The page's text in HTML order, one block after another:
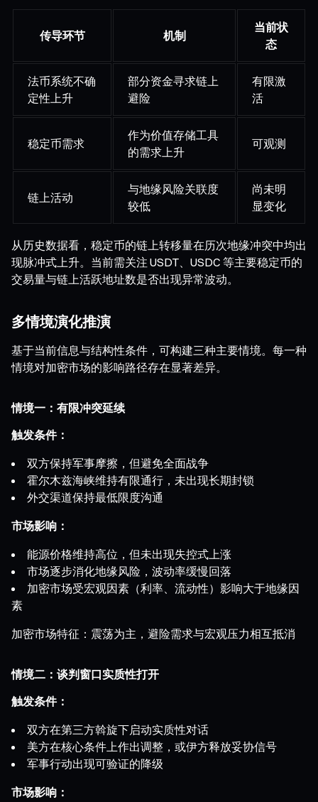
传导环节 机制
当前状
态
法币系统不确
定性上升
部分资金寻求链上
避险
有限激
活
稳定币需求
作为价值存储工具
的需求上升
可观测
链上活动
与地缘风险关联度
较低
尚未明
显变化
从历史数据看，稳定币的链上转移量在历次地缘冲突中均出
现脉冲式上升。当前需关注 USDT、USDC 等主要稳定币的
交易量与链上活跃地址数是否出现异常波动。
多情境演化推演
基于当前信息与结构性条件，可构建三种主要情境。每一种
情境对加密市场的影响路径存在显著差异。
情境一：有限冲突延续
触发条件：
双方保持军事摩擦，但避免全面战争
霍尔木兹海峡维持有限通行，未出现长期封锁
外交渠道保持最低限度沟通
市场影响：
能源价格维持高位，但未出现失控式上涨
市场逐步消化地缘风险，波动率缓慢回落
加密市场受宏观因素（利率、流动性）影响大于地缘因
素
加密市场特征：震荡为主，避险需求与宏观压力相互抵消
情境二：谈判窗口实质性打开
触发条件：
双方在第三方斡旋下启动实质性对话
美方在核心条件上作出调整，或伊方释放妥协信号
军事行动出现可验证的降级
市场影响：